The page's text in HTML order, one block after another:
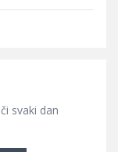
svaki dan